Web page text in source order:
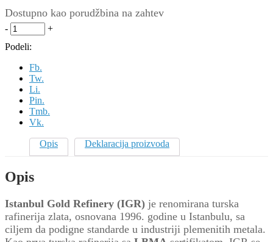
Dostupno kao porudžbina na zahtev
Investiciono
zlato
IGR
quantity
-
+
Podeli:
Fb.
Tw.
Li.
Pin.
Tmb.
Vk.
Opis Deklaracija proizvoda
Opis
Istanbul Gold Refinery (IGR) je renomirana turska
rafinerija zlata, osnovana 1996. godine u Istanbulu, sa
ciljem da podigne standarde u industriji plemenitih metala.